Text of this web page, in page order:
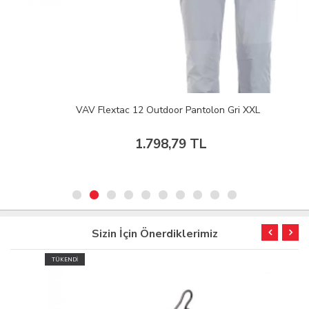
VAV Flextac 12 Outdoor Pantolon Gri XXL
1.798,79 TL
Sizin İçin Önerdiklerimiz